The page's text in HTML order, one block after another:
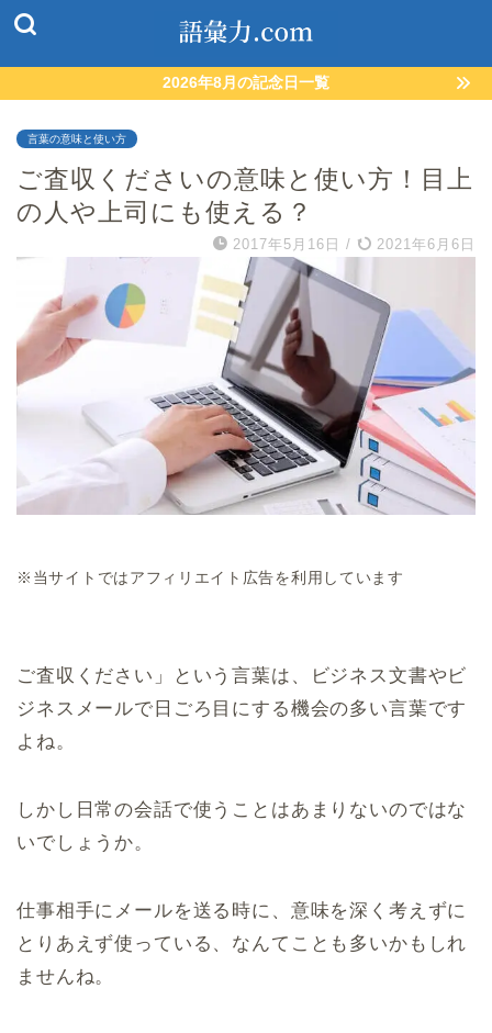
2026年8月の記念日一覧
言葉の意味と使い方
ご査収くださいの意味と使い方！目上
の人や上司にも使える？
2017年5月16日 / 2021年6月6日
※当サイトではアフィリエイト広告を利用しています
ご査収ください」という言葉は、ビジネス文書やビ
ジネスメールで日ごろ目にする機会の多い言葉です
よね。
しかし日常の会話で使うことはあまりないのではな
いでしょうか。
仕事相手にメールを送る時に、意味を深く考えずに
とりあえず使っている、なんてことも多いかもしれ
ませんね。